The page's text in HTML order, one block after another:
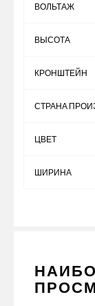
ВОЛЬТАЖ
ВЫСОТА
КРОНШТЕЙН
СТРАНА
ЦВЕТ
ШИРИНА